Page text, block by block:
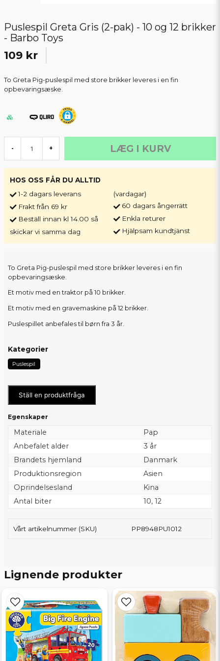
Puslespil Greta Gris (2-pak) - 10 og 12 brikker
- Barbo Toys
109 kr
To Greta Pig-puslespil med store brikker leveres i en fin
opbevaringsæske.
- + LÆG I KURV
HOS OSS FÅR DU ALLTID
1-2 dagars leverans
Frakt från 69 kr
Beställ innan kl 14.00 så
skickar vi samma dag
(vardagar)
60 dagars ångerrätt
Enkla returer
Hjälpsam kundtjänst
To Greta Pig-puslespil med store brikker leveres i en fin
opbevaringsæske.
Et motiv med en traktor på 10 brikker.
Et motiv med en gravemaskine på 12 brikker.
Puslespillet anbefales til børn fra 3 år.
Kategorier
Puslespil
Ställ en produktfråga
Egenskaper
Materiale
Pap
Anbefalet alder
3 år
Brandets hjemland
Danmark
Produktionsregion
Asien
Oprindelsesland
Kina
Antal biter
10, 12
Vårt artikelnummer (SKU) PP8948PU1012
Lignende produkter